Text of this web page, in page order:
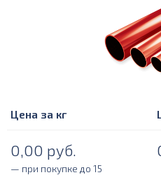
Цена за кг
0,00 руб.
— при покупке до 15